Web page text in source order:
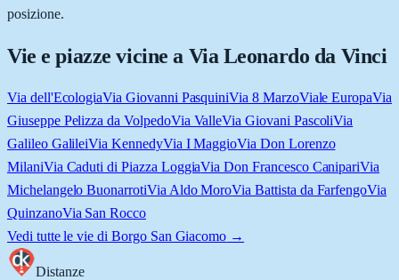
posizione.
Vie e piazze vicine a Via Leonardo da Vinci
Via dell'EcologiaVia Giovanni PasquiniVia 8 MarzoViale EuropaVia
Giuseppe Pelizza da VolpedoVia ValleVia Giovani PascoliVia
Galileo GalileiVia KennedyVia I MaggioVia Don Lorenzo
MilaniVia Caduti di Piazza LoggiaVia Don Francesco CanipariVia
Michelangelo BuonarrotiVia Aldo MoroVia Battista da FarfengoVia
QuinzanoVia San Rocco
Vedi tutte le vie di Borgo San Giacomo →
Distanze